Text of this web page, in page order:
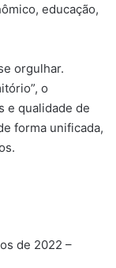
educação,
orgulhar.
o
e qualidade de
forma unificada,
de 2022 –